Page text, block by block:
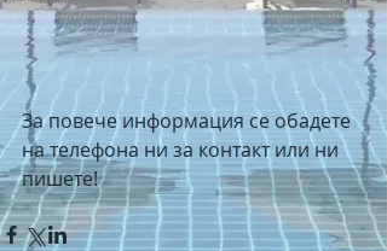
За повече информация се обадете
на телефона ни за контакт или ни
пишете!